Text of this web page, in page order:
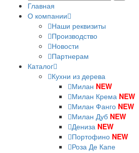
Главная
О компании
Наши реквизиты
Производство
Новости
Партнерам
Каталог
Кухни из дерева
Милан NEW
Милан Крема NEW
Милан Фанго NEW
Милан Дуб NEW
Дениза NEW
Портофино NEW
Роза Де Капе